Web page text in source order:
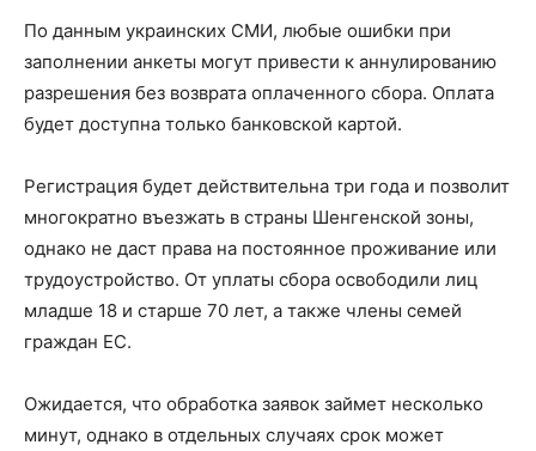
По данным украинских СМИ, любые ошибки при
заполнении анкеты могут привести к аннулированию
разрешения без возврата оплаченного сбора. Оплата
будет доступна только банковской картой.
Регистрация будет действительна три года и позволит
многократно въезжать в страны Шенгенской зоны,
однако не даст права на постоянное проживание или
трудоустройство. От уплаты сбора освободили лиц
младше 18 и старше 70 лет, а также члены семей
граждан ЕС.
Ожидается, что обработка заявок займет несколько
минут, однако в отдельных случаях срок может